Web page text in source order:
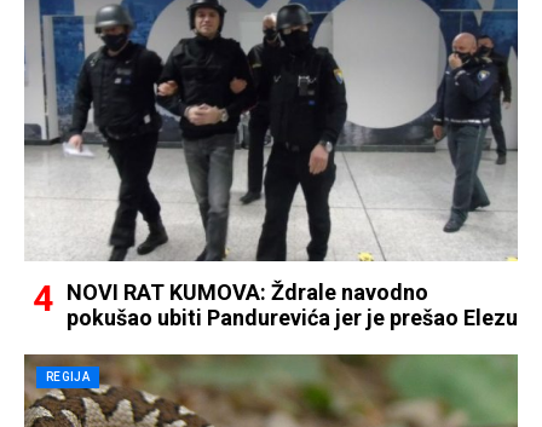
NOVI RAT KUMOVA: Ždrale navodno
pokušao ubiti Pandurevića jer je prešao Elezu
REGIJA